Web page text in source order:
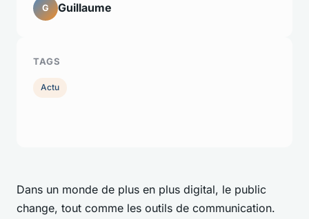
Dans un monde de plus en plus digital, le public
change, tout comme les outils de communication.
G Guillaume
TAGS
Actu